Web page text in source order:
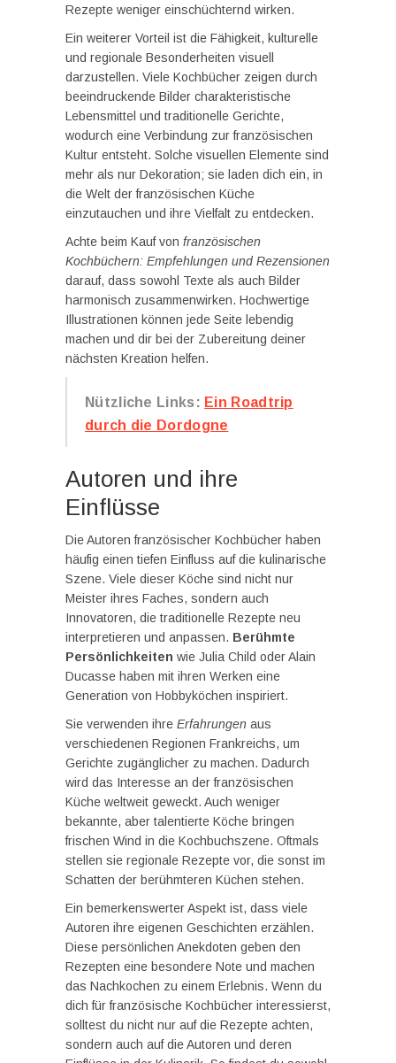
Rezepte weniger einschüchternd wirken.
Ein weiterer Vorteil ist die Fähigkeit, kulturelle
und regionale Besonderheiten visuell
darzustellen. Viele Kochbücher zeigen durch
beeindruckende Bilder charakteristische
Lebensmittel und traditionelle Gerichte,
wodurch eine Verbindung zur französischen
Kultur entsteht. Solche visuellen Elemente sind
mehr als nur Dekoration; sie laden dich ein, in
die Welt der französischen Küche
einzutauchen und ihre Vielfalt zu entdecken.
Achte beim Kauf von französischen
Kochbüchern: Empfehlungen und Rezensionen
darauf, dass sowohl Texte als auch Bilder
harmonisch zusammenwirken. Hochwertige
Illustrationen können jede Seite lebendig
machen und dir bei der Zubereitung deiner
nächsten Kreation helfen.
Nützliche Links: Ein Roadtrip
durch die Dordogne
Autoren und ihre
Einflüsse
Die Autoren französischer Kochbücher haben
häufig einen tiefen Einfluss auf die kulinarische
Szene. Viele dieser Köche sind nicht nur
Meister ihres Faches, sondern auch
Innovatoren, die traditionelle Rezepte neu
interpretieren und anpassen. Berühmte
Persönlichkeiten wie Julia Child oder Alain
Ducasse haben mit ihren Werken eine
Generation von Hobbyköchen inspiriert.
Sie verwenden ihre Erfahrungen aus
verschiedenen Regionen Frankreichs, um
Gerichte zugänglicher zu machen. Dadurch
wird das Interesse an der französischen
Küche weltweit geweckt. Auch weniger
bekannte, aber talentierte Köche bringen
frischen Wind in die Kochbuchszene. Oftmals
stellen sie regionale Rezepte vor, die sonst im
Schatten der berühmteren Küchen stehen.
Ein bemerkenswerter Aspekt ist, dass viele
Autoren ihre eigenen Geschichten erzählen.
Diese persönlichen Anekdoten geben den
Rezepten eine besondere Note und machen
das Nachkochen zu einem Erlebnis. Wenn du
dich für französische Kochbücher interessierst,
solltest du nicht nur auf die Rezepte achten,
sondern auch auf die Autoren und deren